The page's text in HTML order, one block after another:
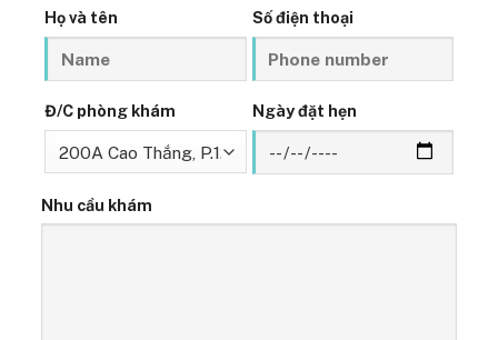
Họ và tên Số điện thoại
Đ/C phòng khám Ngày đặt hẹn
Nhu cầu khám